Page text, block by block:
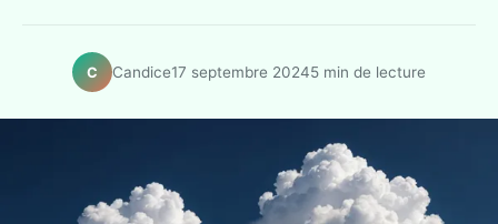
C Candice17 septembre 20245 min de lecture